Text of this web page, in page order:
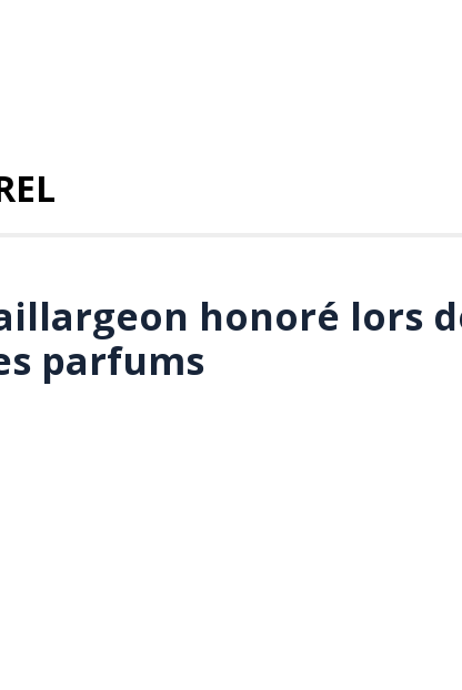
honoré lors
parfums